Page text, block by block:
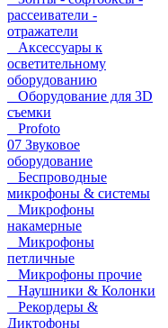
рассеиватели -
отражатели
Аксессуары к
осветительному
оборудованию
Оборудование для 3D
съемки
Profoto
07 Звуковое
оборудование
Беспроводные
микрофоны & системы
Микрофоны
накамерные
Микрофоны
петличные
Микрофоны прочие
Наушники & Колонки
Рекордеры &
Диктофоны